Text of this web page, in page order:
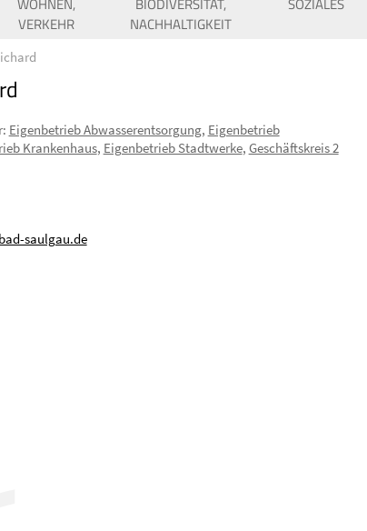
VERKEHR
NACHHALTIGKEIT
: Eigenbetrieb Abwasserentsorgung, Eigenbetrieb
Krankenhaus, Eigenbetrieb Stadtwerke, Geschäftskreis 2
bad-saulgau.de